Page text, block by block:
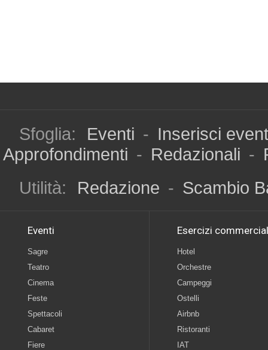
Sfoglia: Eventi - Inserisci
Approfondimenti - Redazionali -
Utilità:
Redazione - Scambio
Eventi
Sagre
Teatro
Cinema
Feste
Spettacoli
Cabaret
Fiere
Esercizi
Hotel
Orchestre
Campeggi
Ostelli
Airbnb
Ristoranti
IAT